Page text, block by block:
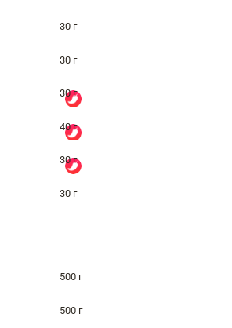
30 г
30 г
30 г
40 г
30 г
30 г
500 г
500 г